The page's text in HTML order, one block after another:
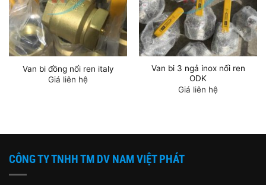
Van bi đồng nối ren italy
Giá liên hệ
Van bi 3 ngả inox nối ren
ODK
Giá liên hệ
CÔNG TY TNHH TM DV NAM VIỆT PHÁT